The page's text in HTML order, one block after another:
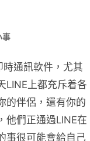
事
通訊軟件，尤其
LINE上都充斥着各
的伴侶，還有你的
他們正通過LINE在
事很可能會給自己